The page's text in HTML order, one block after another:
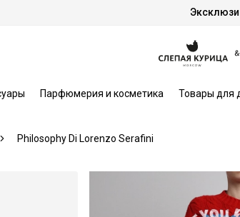
Парфюмерия и косметика Товары для
Philosophy Di Lorenzo Serafini